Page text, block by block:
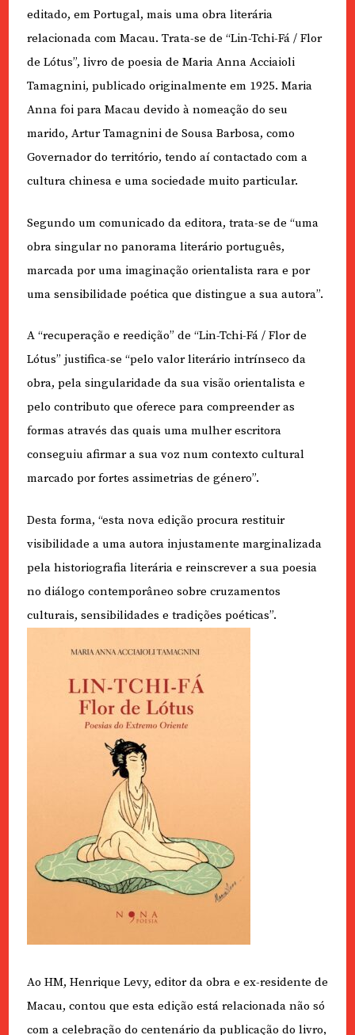
editado, em Portugal, mais uma obra literária
relacionada com Macau. Trata-se de “Lin-Tchi-Fá / Flor
de Lótus”, livro de poesia de Maria Anna Acciaioli
Tamagnini, publicado originalmente em 1925. Maria
Anna foi para Macau devido à nomeação do seu
marido, Artur Tamagnini de Sousa Barbosa, como
Governador do território, tendo aí contactado com a
cultura chinesa e uma sociedade muito particular.
Segundo um comunicado da editora, trata-se de “uma
obra singular no panorama literário português,
marcada por uma imaginação orientalista rara e por
uma sensibilidade poética que distingue a sua autora”.
A “recuperação e reedição” de “Lin-Tchi-Fá / Flor de
Lótus” justifica-se “pelo valor literário intrínseco da
obra, pela singularidade da sua visão orientalista e
pelo contributo que oferece para compreender as
formas através das quais uma mulher escritora
conseguiu afirmar a sua voz num contexto cultural
marcado por fortes assimetrias de género”.
Desta forma, “esta nova edição procura restituir
visibilidade a uma autora injustamente marginalizada
pela historiografia literária e reinscrever a sua poesia
no diálogo contemporâneo sobre cruzamentos
culturais, sensibilidades e tradições poéticas”.
Ao HM, Henrique Levy, editor da obra e ex-residente de
Macau, contou que esta edição está relacionada não só
com a celebração do centenário da publicação do livro,